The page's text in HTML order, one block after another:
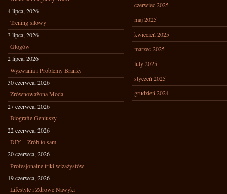
4 lipca, 2026
Trening siłowy
3 lipca, 2026
Głogów
2 lipca, 2026
Wyzwania i Problemy Branży
30 czerwca, 2026
Zrównoważona Moda
27 czerwca, 2026
Biografie Geniuszy
22 czerwca, 2026
DIY – Zrób to sam
20 czerwca, 2026
Profesjonalne triki wizażystów
19 czerwca, 2026
Lifestyle i Zdrowe Nawyki
czerwiec 2025
maj 2025
kwiecień 2025
marzec 2025
luty 2025
styczeń 2025
grudzień 2024